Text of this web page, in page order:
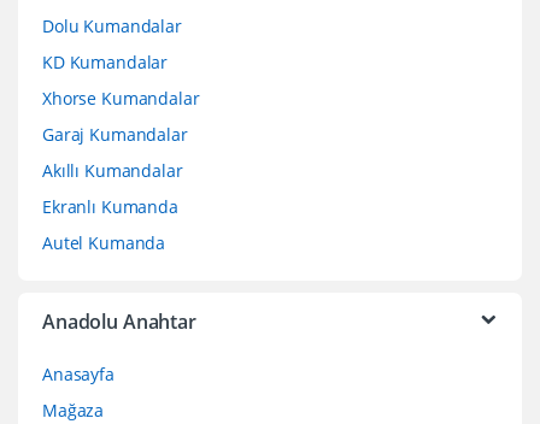
Dolu Kumandalar
KD Kumandalar
Xhorse Kumandalar
Garaj Kumandalar
Akıllı Kumandalar
Ekranlı Kumanda
Autel Kumanda
Anadolu Anahtar
Anasayfa
Mağaza